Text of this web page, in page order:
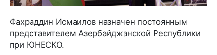
Фахраддин Исмаилов назначен постоянным
представителем Азербайджанской Республики
при ЮНЕСКО.